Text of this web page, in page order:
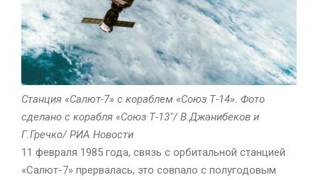
Станция «Салют-7» с кораблем «Союз Т-14». Фото
сделано с корабля «Союз Т-13″/ В.Джанибеков и
Г.Гречко/ РИА Новости
11 февраля 1985 года, связь с орбитальной станцией
«Салют-7» прервалась, это совпало с полугодовым